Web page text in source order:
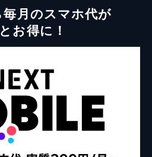
月のスマホ代が
お得に！